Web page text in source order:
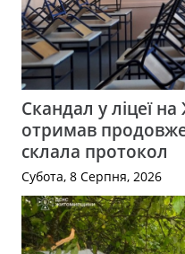
Скандал у ліцеї
отримав
склала протокол
Субота, 8 Серпня, 2026